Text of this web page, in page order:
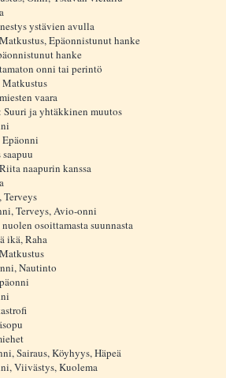
ystävien avulla
Epäonnistunut hanke
hanke
onni tai perintö
vaara
Suuri ja yhtäkkinen muutos
naapurin kanssa
Terveys
Terveys, Avio-onni
osoittamasta suunnasta
ikä, Raha
Nautinto
Sairaus, Köyhyys, Häpeä
Viivästys, Kuolema